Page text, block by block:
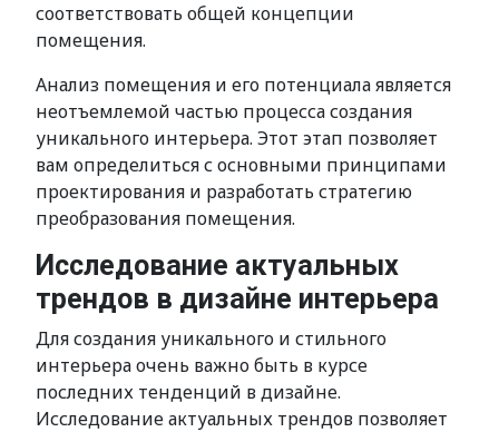
соответствовать общей концепции
помещения.
Анализ помещения и его потенциала является
неотъемлемой частью процесса создания
уникального интерьера. Этот этап позволяет
вам определиться с основными принципами
проектирования и разработать стратегию
преобразования помещения.
Исследование актуальных
трендов в дизайне интерьера
Для создания уникального и стильного
интерьера очень важно быть в курсе
последних тенденций в дизайне.
Исследование актуальных трендов позволяет